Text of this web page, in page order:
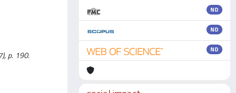
p. 190.
ND
ND
ND